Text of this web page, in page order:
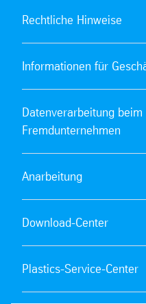
Rechtliche Hinweise
Informationen für
Datenverarbeitung beim
Fremdunternehmen
Anarbeitung
Download-Center
Plastics-Service-Center